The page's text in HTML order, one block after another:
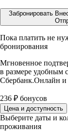
Забронировать
Пока платить не
бронирования
Мгновенное
в размере удобным
Сбербанк.Онлайн и
236 ₽ бонусов
Цена и доступность
Выберите даты и
проживания